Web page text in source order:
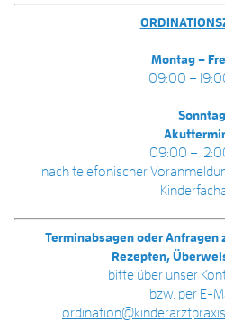
Montag –
09:00 –
Sonntag
09:00 –
nach telefonischer
Terminabsagen oder
Rezepten,
bitte über unser
bzw. per E-